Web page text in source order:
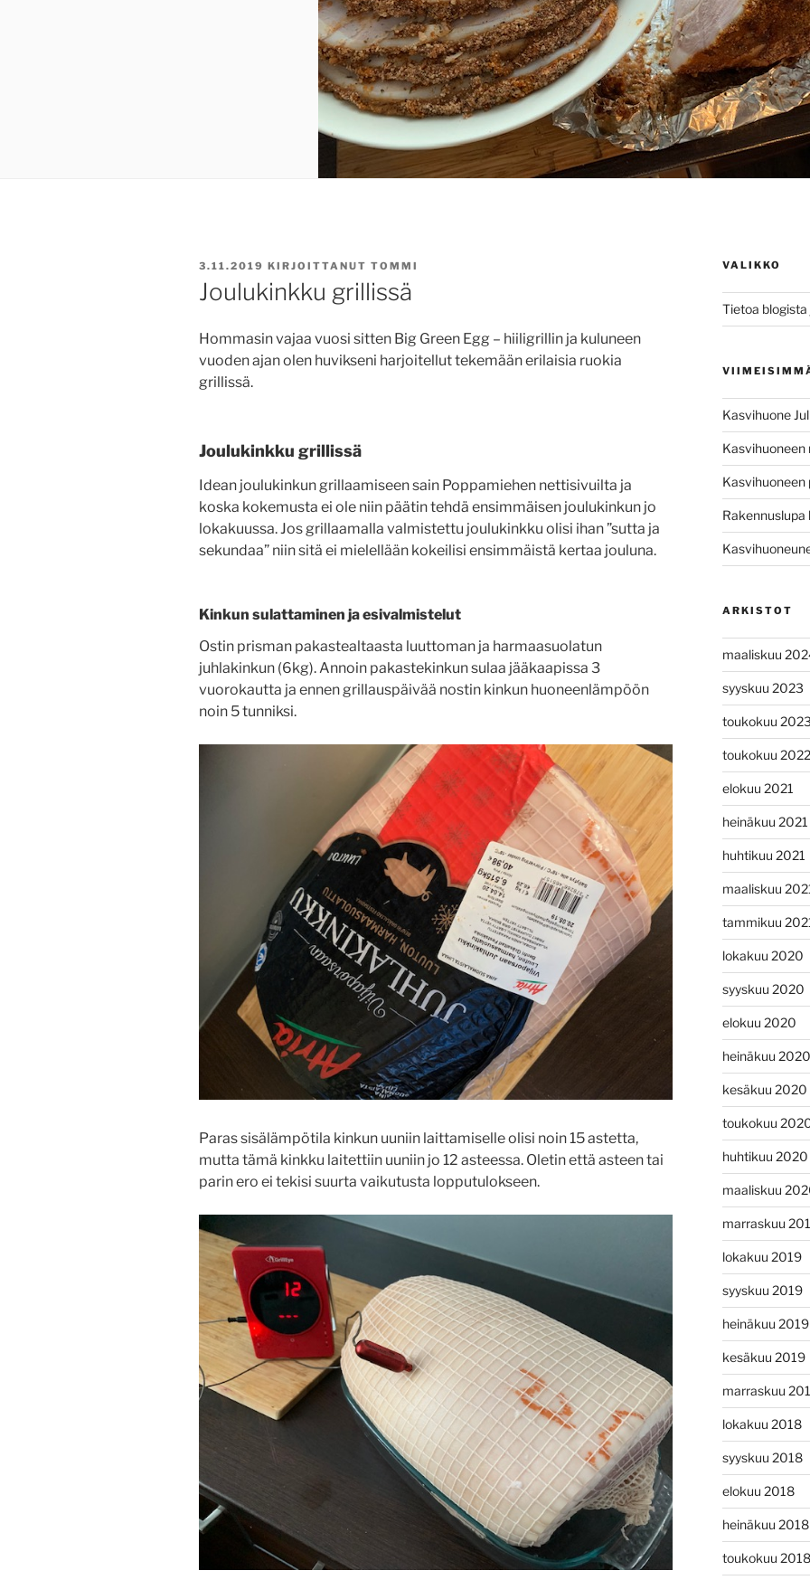
JULKAISTU
3.11.2019 KIRJOITTANUT TOMMI
Joulukinkku grillissä
Hommasin vajaa vuosi sitten Big Green Egg – hiiligrillin ja kuluneen
vuoden ajan olen huvikseni harjoitellut tekemään erilaisia ruokia
grillissä.
Joulukinkku grillissä
Idean joulukinkun grillaamiseen sain Poppamiehen nettisivuilta ja
koska kokemusta ei ole niin päätin tehdä ensimmäisen joulukinkun jo
lokakuussa. Jos grillaamalla valmistettu joulukinkku olisi ihan ”sutta ja
sekundaa” niin sitä ei mielellään kokeilisi ensimmäistä kertaa jouluna.
Kinkun sulattaminen ja esivalmistelut
Ostin prisman pakastealtaasta luuttoman ja harmaasuolatun
juhlakinkun (6kg). Annoin pakastekinkun sulaa jääkaapissa 3
vuorokautta ja ennen grillauspäivää nostin kinkun huoneenlämpöön
noin 5 tunniksi.
Paras sisälämpötila kinkun uuniin laittamiselle olisi noin 15 astetta,
mutta tämä kinkku laitettiin uuniin jo 12 asteessa. Oletin että asteen tai
parin ero ei tekisi suurta vaikutusta lopputulokseen.
VALIKKO
Tietoa
Kasvihuone
Kasvihuoneen
Rakennuslupa
ARKISTOT
maaliskuu
syyskuu 2023
toukokuu
toukokuu 2022
elokuu 2021
heinäkuu 2021
huhtikuu 2021
maaliskuu
tammikuu
lokakuu 2020
syyskuu 2020
elokuu 2020
heinäkuu 2020
kesäkuu 2020
toukokuu
huhtikuu 2020
maaliskuu
marraskuu
lokakuu 2019
syyskuu 2019
heinäkuu 2019
kesäkuu 2019
marraskuu
lokakuu 2018
syyskuu 2018
elokuu 2018
heinäkuu 2018
toukokuu 2018